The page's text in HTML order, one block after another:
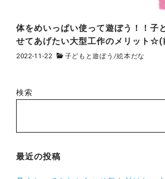
体をめいっぱい使って遊ぼう！！子
せてあげたい大型工作のメリット☆(
2022-11-22 子どもと遊ぼう /絵本だな
検索
最近の投稿